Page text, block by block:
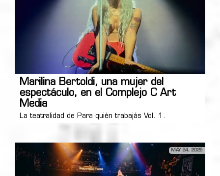
Marilina Bertoldi, una mujer del
espectáculo, en el Complejo C Art
Media
La teatralidad de Para quién trabajás Vol. 1.
MAY 24, 2026